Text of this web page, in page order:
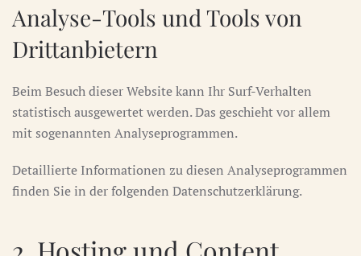
Analyse-Tools und Tools von
Dritt­anbietern
Beim Besuch dieser Website kann Ihr Surf-Verhalten
statistisch ausgewertet werden. Das geschieht vor allem
mit sogenannten Analyseprogrammen.
Detaillierte Informationen zu diesen Analyseprogrammen
finden Sie in der folgenden Datenschutzerklärung.